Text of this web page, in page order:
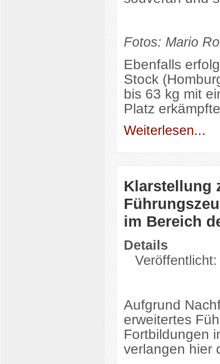
Fotos: Mario
Ebenfalls
Stock
bis 63 kg mit
Platz
Weiterlesen...
Klarstellung
im Bereich
Details
Aufgrund
erweitertes
Fortbildungen
verlangen hier